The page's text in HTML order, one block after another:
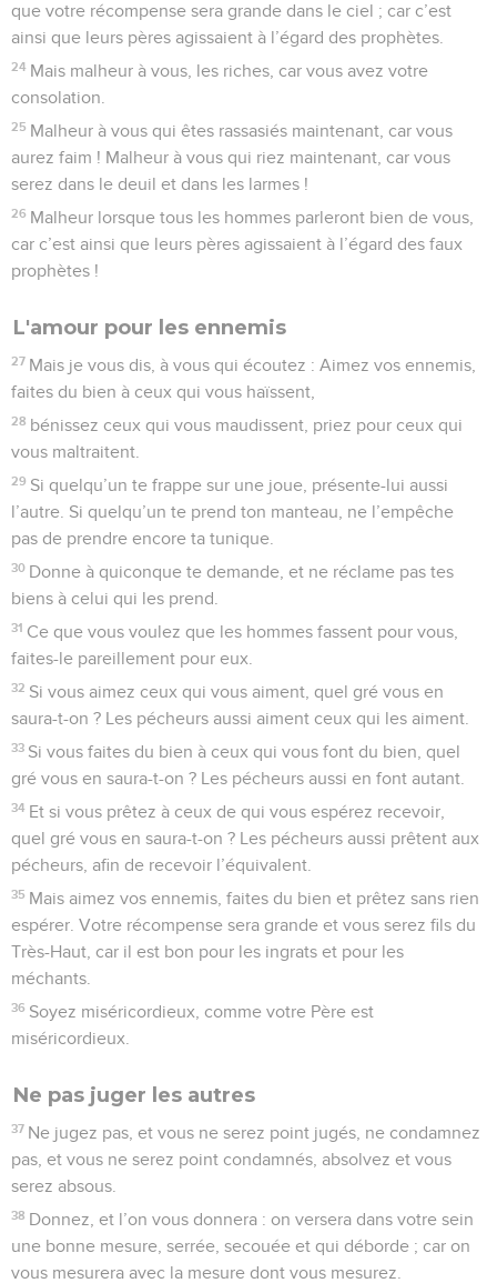
que votre récompense sera grande dans le ciel ; car c’est
ainsi que leurs pères agissaient à l’égard des prophètes.
24 Mais malheur à vous, les riches, car vous avez votre
consolation.
25 Malheur à vous qui êtes rassasiés maintenant, car vous
aurez faim ! Malheur à vous qui riez maintenant, car vous
serez dans le deuil et dans les larmes !
26 Malheur lorsque tous les hommes parleront bien de vous,
car c’est ainsi que leurs pères agissaient à l’égard des faux
prophètes !
L'amour pour les ennemis
27 Mais je vous dis, à vous qui écoutez : Aimez vos ennemis,
faites du bien à ceux qui vous haïssent,
28 bénissez ceux qui vous maudissent, priez pour ceux qui
vous maltraitent.
29 Si quelqu’un te frappe sur une joue, présente-lui aussi
l’autre. Si quelqu’un te prend ton manteau, ne l’empêche
pas de prendre encore ta tunique.
30 Donne à quiconque te demande, et ne réclame pas tes
biens à celui qui les prend.
31 Ce que vous voulez que les hommes fassent pour vous,
faites-le pareillement pour eux.
32 Si vous aimez ceux qui vous aiment, quel gré vous en
saura-t-on ? Les pécheurs aussi aiment ceux qui les aiment.
33 Si vous faites du bien à ceux qui vous font du bien, quel
gré vous en saura-t-on ? Les pécheurs aussi en font autant.
34 Et si vous prêtez à ceux de qui vous espérez recevoir,
quel gré vous en saura-t-on ? Les pécheurs aussi prêtent aux
pécheurs, afin de recevoir l’équivalent.
35 Mais aimez vos ennemis, faites du bien et prêtez sans rien
espérer. Votre récompense sera grande et vous serez fils du
Très-Haut, car il est bon pour les ingrats et pour les
méchants.
36 Soyez miséricordieux, comme votre Père est
miséricordieux.
Ne pas juger les autres
37 Ne jugez pas, et vous ne serez point jugés, ne condamnez
pas, et vous ne serez point condamnés, absolvez et vous
serez absous.
38 Donnez, et l’on vous donnera : on versera dans votre sein
une bonne mesure, serrée, secouée et qui déborde ; car on
vous mesurera avec la mesure dont vous mesurez.